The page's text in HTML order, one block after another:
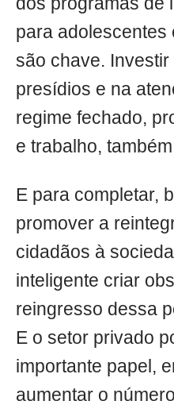
para adolescentes
são chave.
presídios e na
regime fechado,
e trabalho,
E para completar,
promover a
cidadãos à
inteligente criar
reingresso dessa
E o setor privado
importante papel,
aumentar o